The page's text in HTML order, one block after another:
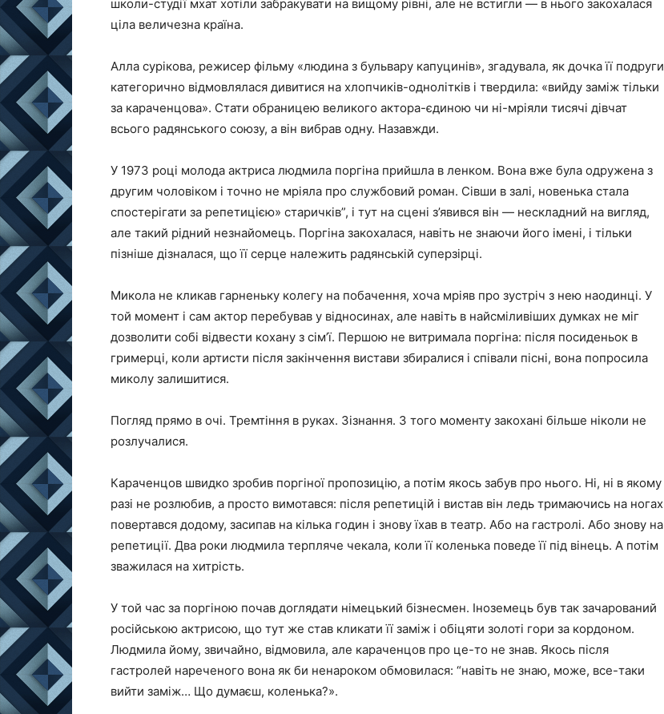
школи-студії мхат хотіли забракувати на вищому рівні, але не встигли — в нього закохалася
ціла величезна країна.
Алла сурікова, режисер фільму «людина з бульвару капуцинів», згадувала, як дочка її подруги
категорично відмовлялася дивитися на хлопчиків-однолітків і твердила: «вийду заміж тільки
за караченцова». Стати обраницею великого актора-єдиною чи ні-мріяли тисячі дівчат
всього радянського союзу, а він вибрав одну. Назавжди.
У 1973 році молода актриса людмила поргіна прийшла в ленком. Вона вже була одружена з
другим чоловіком і точно не мріяла про службовий роман. Сівши в залі, новенька стала
спостерігати за репетицією» старичків”, і тут на сцені з’явився він — нескладний на вигляд,
але такий рідний незнайомець. Поргіна закохалася, навіть не знаючи його імені, і тільки
пізніше дізналася, що її серце належить радянській суперзірці.
Микола не кликав гарненьку колегу на побачення, хоча мріяв про зустріч з нею наодинці. У
той момент і сам актор перебував у відносинах, але навіть в найсміливіших думках не міг
дозволити собі відвести кохану з сім’ї. Першою не витримала поргіна: після посиденьок в
гримерці, коли артисти після закінчення вистави збиралися і співали пісні, вона попросила
миколу залишитися.
Погляд прямо в очі. Тремтіння в руках. Зізнання. З того моменту закохані більше ніколи не
розлучалися.
Караченцов швидко зробив поргіної пропозицію, а потім якось забув про нього. Ні, ні в якому
разі не розлюбив, а просто вимотався: після репетицій і вистав він ледь тримаючись на ногах
повертався додому, засипав на кілька годин і знову їхав в театр. Або на гастролі. Або знову на
репетиції. Два роки людмила терпляче чекала, коли її коленька поведе її під вінець. А потім
зважилася на хитрість.
У той час за поргіною почав доглядати німецький бізнесмен. Іноземець був так зачарований
російською актрисою, що тут же став кликати її заміж і обіцяти золоті гори за кордоном.
Людмила йому, звичайно, відмовила, але караченцов про це-то не знав. Якось після
гастролей нареченого вона як би ненароком обмовилася: “навіть не знаю, може, все-таки
вийти заміж… Що думаєш, коленька?».